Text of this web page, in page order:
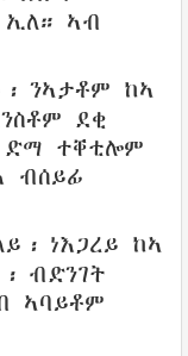
ኢለ። ኣብ
ንኣታቶም ከኣ
ደቂ
ድማ ተቐቲሎም
ብሰይፊ
፡ ነእጋረይ ከኣ
ብድንገት
ኣባይቶም